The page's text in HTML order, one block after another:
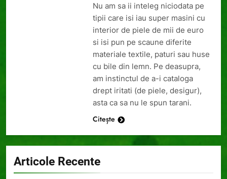
Nu am sa ii inteleg niciodata pe
tipii care isi iau super masini cu
interior de piele de mii de euro
si isi pun pe scaune diferite
materiale textile, paturi sau huse
cu bile din lemn. Pe deasupra,
am instinctul de a-i cataloga
drept iritati (de piele, desigur),
asta ca sa nu le spun tarani.
Citește
Articole Recente